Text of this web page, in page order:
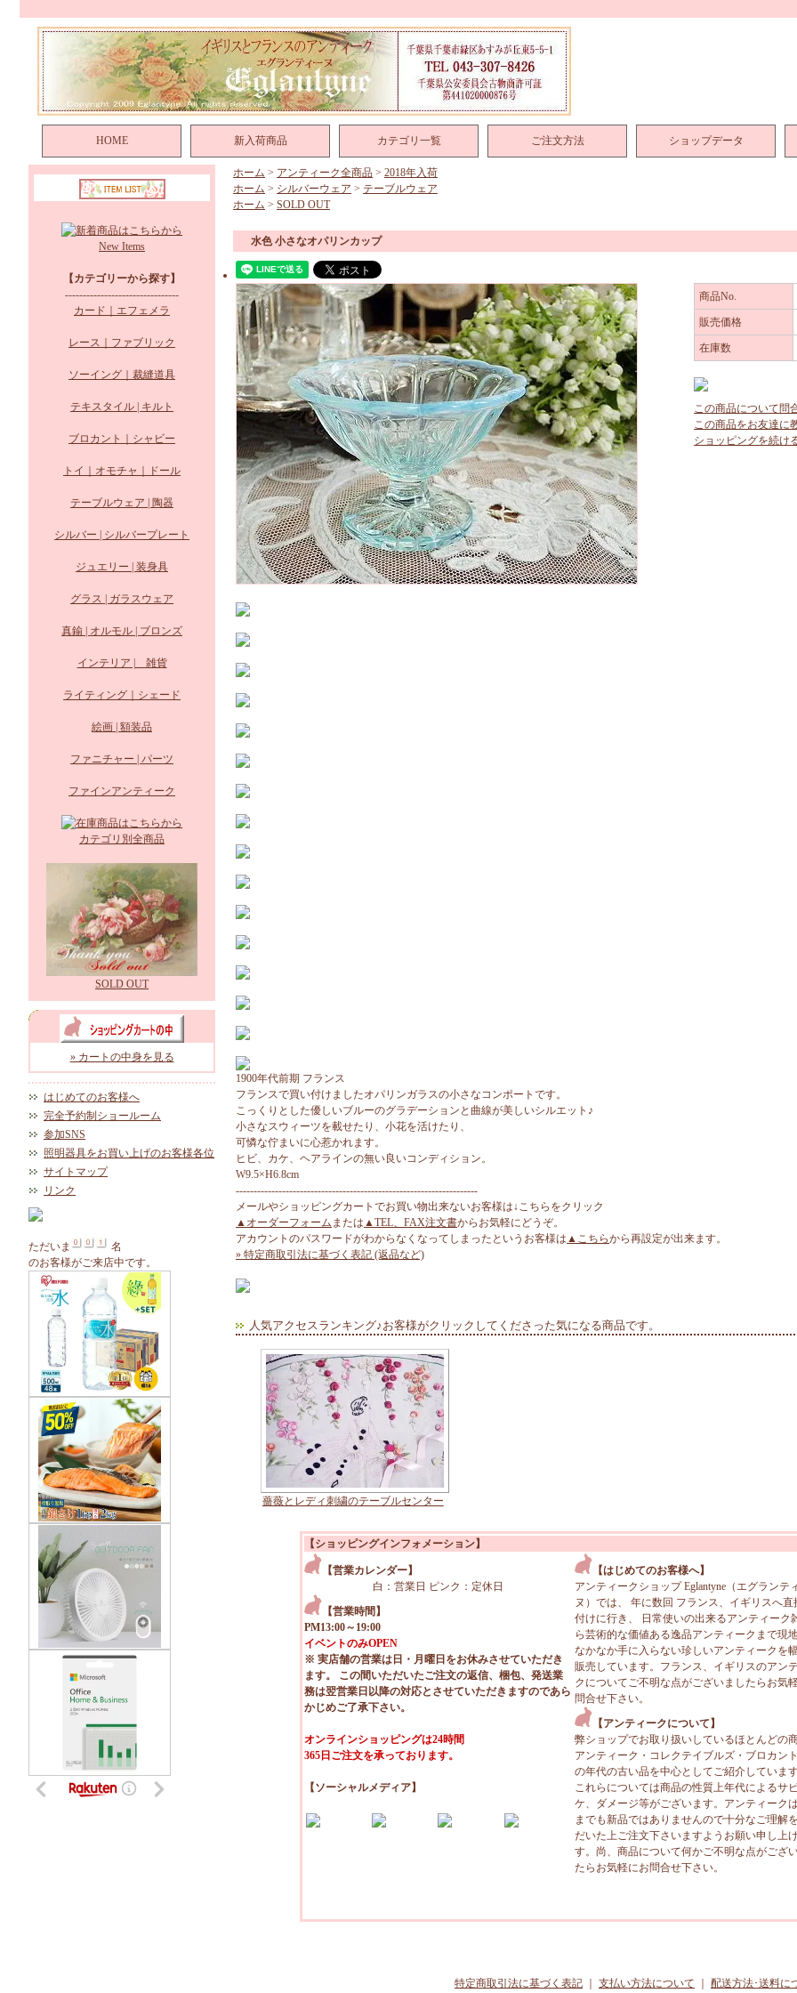
HOME 新入荷商品 カテゴリ一覧 ご注文方法 ショップデータ
New Items
【カテゴリーから探す】
--------------------------------
カード｜エフェメラ
レース｜ファブリック
ソーイング｜裁縫道具
テキスタイル | キルト
ブロカント｜シャビー
トイ｜オモチャ｜ドール
テーブルウェア | 陶器
シルバー | シルバープレート
ジュエリー | 装身具
グラス | ガラスウェア
真鍮 | オルモル | ブロンズ
インテリア | 雑貨
ライティング｜シェード
絵画 | 額装品
ファニチャー | パーツ
ファインアンティーク
カテゴリ別全商品
SOLD OUT
» カートの中身を見る
はじめてのお客様へ
完全予約制ショールーム
参加SNS
照明器具をお買い上げのお客様各位
サイトマップ
リンク
ただいま
名
のお客様がご来店中です。
ホーム > アンティーク全商品 > 2018年入荷
ホーム > シルバーウェア > テーブルウェア
ホーム > SOLD OUT
水色 小さなオパリンカップ
商品No.
販売価格
在庫数
この商品について問
この商品をお友達に
ショッピングを続け
1900年代前期 フランス
フランスで買い付けましたオパリンガラスの小さなコンポートです。
こっくりとした優しいブルーのグラデーションと曲線が美しいシルエット♪
小さなスウィーツを載せたり、小花を活けたり、
可憐な佇まいに心惹かれます。
ヒビ、カケ、ヘアラインの無い良いコンディション。
W9.5×H6.8cm
--------------------------------------------------------------------
メールやショッピングカートでお買い物出来ないお客様は↓こちらをクリック
▲オーダーフォーム または ▲TEL、FAX注文書からお気軽にどうぞ。
アカウントのパスワードがわからなくなってしまったというお客様は ▲こちらから再設定が出来ます。
» 特定商取引法に基づく表記 (返品など)
人気アクセスランキング♪お客様がクリックしてくださった気になる商品です。
薔薇とレディ刺繍のテーブルセンター
【ショッピングインフォメーション】
【営業カレンダー】
白：営業日 ピンク：定休日
【営業時間】
PM13:00～19:00
イベントのみOPEN
※ 実店舗の営業は日・月曜日をお休みさせていただき
ます。 この間いただいたご注文の返信、梱包、発送業
務は翌営業日以降の対応とさせていただきますのであら
かじめご了承下さい。
オンラインショッピングは24時間
365日ご注文を承っております。
【ソーシャルメディア】
【はじめてのお客様へ】
アンティークショップ Eglantyne（エグランテ
ヌ）では、 年に数回 フランス、イギリスへ直
付けに行き、 日常使いの出来るアンティーク
ら芸術的な価値ある逸品アンティークまで現
なかなか手に入らない珍しいアンティークを
販売しています。フランス、イギリスのアン
クについてご不明な点がございましたらお気
問合せ下さい。
【アンティークについて】
弊ショップでお取り扱いしているほとんどの
アンティーク・コレクテイブルズ・ブロカン
の年代の古い品を中心としてご紹介しています
これらについては商品の性質上年代によるサ
ケ、ダメージ等がございます。アンティーク
までも新品ではありませんので十分なご理解
だいた上ご注文下さいますようお願い申し上
す。尚、商品について何かご不明な点がござ
たらお気軽にお問合せ下さい。
特定商取引法に基づく表記 支払い方法について 配送方法･送料に